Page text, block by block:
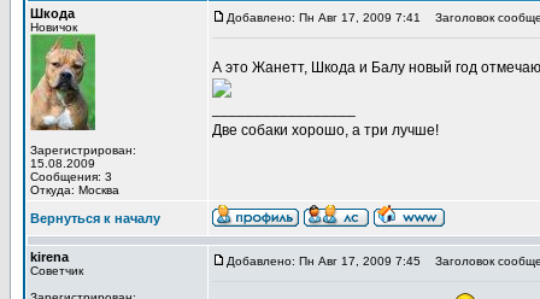
Шкода
Новичок
Зарегистрирован:
15.08.2009
Сообщения: 3
Откуда: Москва
Добавлено: Пн Авг 17, 2009 7:41 Заголовок
А это Жанетт, Шкода и Балу новый год
Две собаки хорошо, а три лучше!
Вернуться к началу
kirena
Советчик
Добавлено: Пн Авг 17, 2009 7:45 Заголовок